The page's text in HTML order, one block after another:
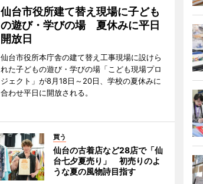
仙台市役所建て替え現場に子ども
の遊び・学びの場 夏休みに平日
開放日
仙台市役所本庁舎の建て替え工事現場に設けら
れた子どもの遊び・学びの場「こども現場プロ
ジェクト」が8月18日～20日、学校の夏休みに
合わせ平日に開放される。
買う
仙台の古着店など28店で「仙
台七夕夏売り」 初売りのよ
うな夏の風物詩目指す